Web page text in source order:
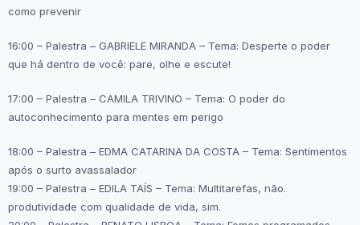
como prevenir
16:00 – Palestra – GABRIELE MIRANDA – Tema: Desperte o poder
que há dentro de você: pare, olhe e escute!
17:00 – Palestra – CAMILA TRIVINO – Tema: O poder do
autoconhecimento para mentes em perigo
18:00 – Palestra – EDMA CATARINA DA COSTA – Tema: Sentimentos
após o surto avassalador
19:00 – Palestra – EDILA TAÍS – Tema: Multitarefas, não.
produtividade com qualidade de vida, sim.